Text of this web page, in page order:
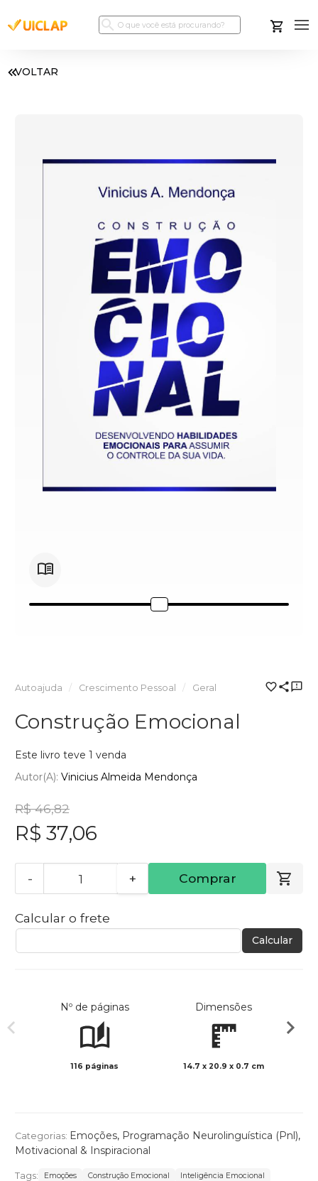
VOLTAR
Autoajuda Crescimento Pessoal Geral
Construção Emocional
Este livro teve 1 venda
Autor(a): Vinicius Almeida Mendonça
R$ 46,82
R$ 37,06
- + Comprar
Calcular o frete
Calcular
Nº de páginas
116 páginas
Dimensões
14.7 x 20.9 x 0.7 cm
Categorias: Emoções, Programação Neurolinguística (Pnl),
Motivacional & Inspiracional
Tags: Emoções Construção Emocional
Inteligência Emocional